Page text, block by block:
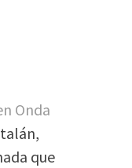
Onda
que